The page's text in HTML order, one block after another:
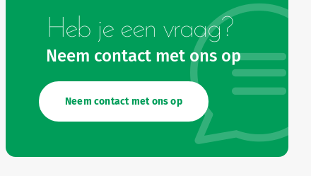
Heb je een vraag?
Neem contact met ons op
Neem contact met ons op